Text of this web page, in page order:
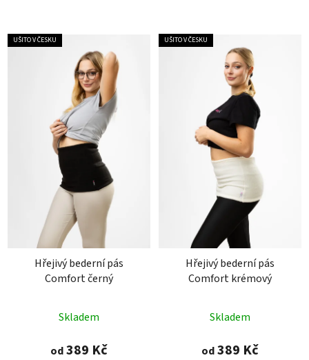
UŠITO V ČESKU
Hřejivý bederní pás
Comfort černý
hodnocení
produktu
Skladem
od389 Kč
UŠITO V ČESKU
Hřejivý bederní pás
Comfort krémový
hodnocení
produktu
Skladem
od389 Kč